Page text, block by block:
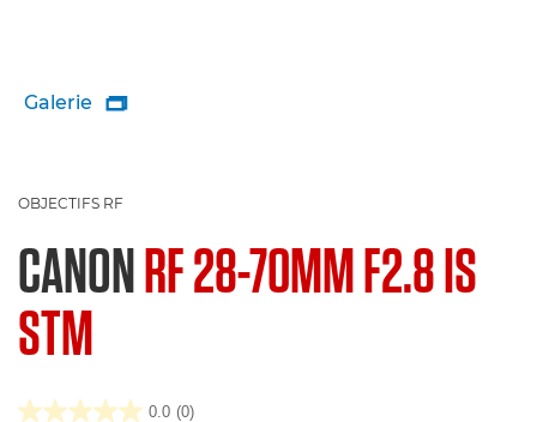
Galerie 
OBJECTIFS RF
CANONRF 28-70MM F2.8 IS
STM
0.0 (0)